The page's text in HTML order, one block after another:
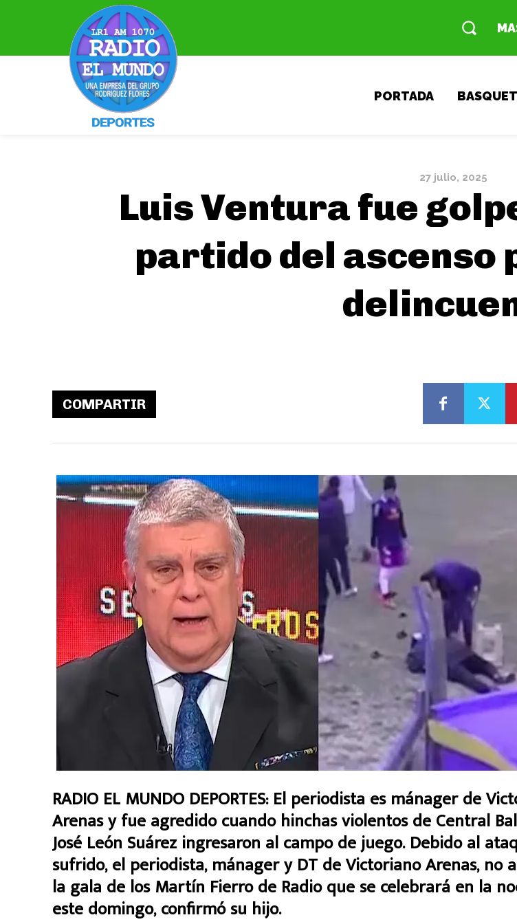
PORTADA BASQUET
27 julio, 2025
Luis Ventura fue
partido del ascenso
COMPARTIR
RADIO EL MUNDO DEPORTES: El periodista es mánager de
Arenas y fue agredido cuando hinchas violentos de Central
José León Suárez ingresaron al campo de juego. Debido al
sufrido, el periodista, mánager y DT de Victoriano Arenas, no
la gala de los Martín Fierro de Radio que se celebrará en la
este domingo, confirmó su hijo.